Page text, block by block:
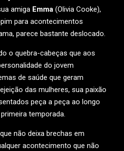
amiga Emma (Olivia Cooke),
para acontecimentos
parece bastante deslocado.
o quebra-cabeças que aos
do jovem
de saúde que geram
das mulheres, sua paixão
peça a peça ao longo
temporada.
não deixa brechas em
acontecimento que não